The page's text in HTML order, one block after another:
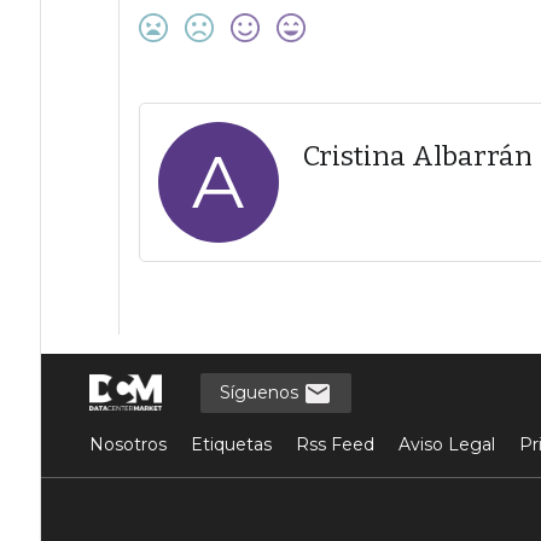
A Cristina Albarrán
Síguenos
Nosotros Etiquetas Rss Feed Aviso Legal